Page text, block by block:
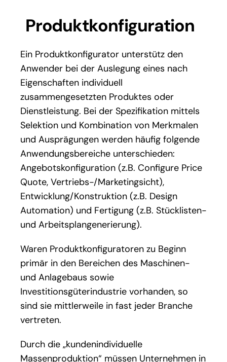
Produktkonfiguration
Ein Produktkonfigurator unterstütz den
Anwender bei der Auslegung eines nach
Eigenschaften individuell
zusammengesetzten Produktes oder
Dienstleistung. Bei der Spezifikation mittels
Selektion und Kombination von Merkmalen
und Ausprägungen werden häufig folgende
Anwendungsbereiche unterschieden:
Angebotskonfiguration (z.B. Configure Price
Quote, Vertriebs-/Marketingsicht),
Entwicklung/Konstruktion (z.B. Design
Automation) und Fertigung (z.B. Stücklisten-
und Arbeitsplangenerierung).
Waren Produktkonfiguratoren zu Beginn
primär in den Bereichen des Maschinen-
und Anlagebaus sowie
Investitionsgüterindustrie vorhanden, so
sind sie mittlerweile in fast jeder Branche
vertreten.
Durch die „kundenindividuelle
Massenproduktion“ müssen Unternehmen in